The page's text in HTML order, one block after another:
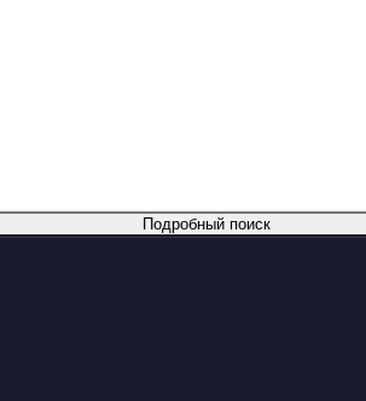
Подробный поиск